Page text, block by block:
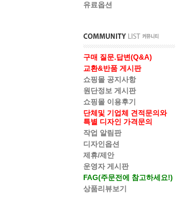
유료옵션
구매 질문.답변(Q&A)
교환&반품 게시판
쇼핑몰 공지사항
원단정보 게시판
쇼핑몰 이용후기
단체및 기업체 견적문의와
특별 디자인 가격문의
작업 알림판
디자인옵션
제휴/제안
운영자 게시판
FAG(주문전에 참고하세요!)
상품리뷰보기